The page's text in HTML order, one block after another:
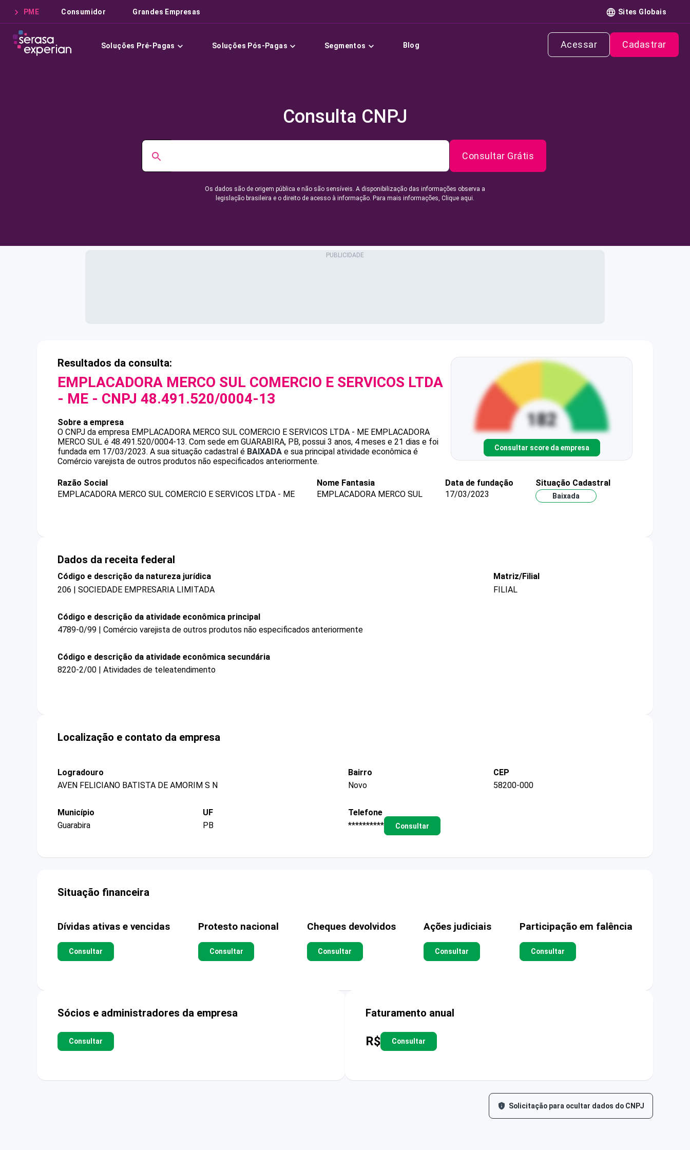
PME Consumidor Grandes Empresas Sites Globais
Soluções Pré-Pagas Soluções Pós-Pagas Segmentos Blog Acessar Cadastrar
Consulta CNPJ
Consultar Grátis
Os dados são de origem pública e não são sensíveis. A disponibilização das informações observa a
legislação brasileira e o direito de acesso à informação. Para mais informações, Clique aqui.
Resultados da consulta:
EMPLACADORA MERCO SUL COMERCIO E SERVICOS LTDA
- ME - CNPJ 48.491.520/0004-13
Sobre a empresa
O CNPJ da empresa EMPLACADORA MERCO SUL COMERCIO E SERVICOS LTDA - ME EMPLACADORA
MERCO SUL é 48.491.520/0004-13. Com sede em GUARABIRA, PB, possui 3 anos, 4 meses e 21 dias e foi
fundada em 17/03/2023. A sua situação cadastral é BAIXADA e sua principal atividade econômica é
Comércio varejista de outros produtos não especificados anteriormente.
Consultar score da empresa
Razão Social
EMPLACADORA MERCO SUL COMERCIO E SERVICOS LTDA - ME
Nome Fantasia
EMPLACADORA MERCO SUL
Data de fundação
17/03/2023
Situação Cadastral
Baixada
Dados da receita federal
Código e descrição da natureza jurídica
206 | SOCIEDADE EMPRESARIA LIMITADA
Matriz/Filial
FILIAL
Código e descrição da atividade econômica principal
4789-0/99 | Comércio varejista de outros produtos não especificados anteriormente
Código e descrição da atividade econômica secundária
8220-2/00 | Atividades de teleatendimento
Localização e contato da empresa
Logradouro
AVEN FELICIANO BATISTA DE AMORIM S N
Bairro
Novo
CEP
58200-000
Município
Guarabira
UF
PB
Telefone
**********
Consultar
Situação financeira
Dívidas ativas e vencidas
Consultar
Protesto nacional
Consultar
Cheques devolvidos
Consultar
Ações judiciais
Consultar
Participação em falência
Consultar
Sócios e administradores da empresa
Consultar
Faturamento anual
R$ Consultar
Solicitação para ocultar dados do CNPJ